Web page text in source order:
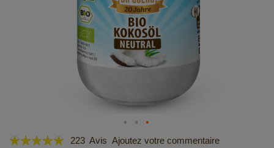
Skip
Évaluation:
223 Avis Ajoutez votre commentaire